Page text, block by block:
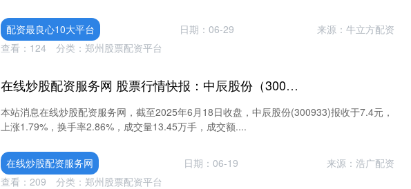
配资最良心10大平台 日期：06-29
来源：牛立方配资
查看： 124 分类： 郑州股票配资平台
在线炒股配资服务网 股票行情快报：中辰股份（300933）6月18日主力资金净买入492.61万元
本站消息在线炒股配资服务网，截至2025年6月18日收盘，中辰股份(300933)报收于7.4元，
上涨1.79%，换手率2.86%，成交量13.45万手，成交额....
在线炒股配资服务网 日期：06-19
来源：浩广配资
查看： 209 分类： 郑州股票配资平台